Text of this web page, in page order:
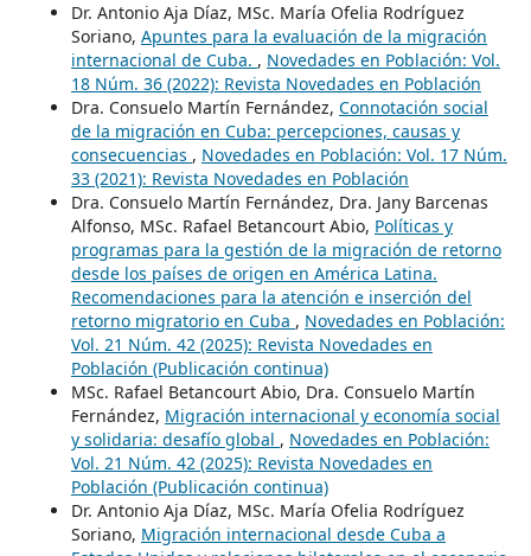
Dr. Antonio Aja Díaz, MSc. María Ofelia Rodríguez
Soriano, Apuntes para la evaluación de la migración
internacional de Cuba. , Novedades en Población: Vol.
18 Núm. 36 (2022): Revista Novedades en Población
Dra. Consuelo Martín Fernández, Connotación social
de la migración en Cuba: percepciones, causas y
consecuencias , Novedades en Población: Vol. 17 Núm.
33 (2021): Revista Novedades en Población
Dra. Consuelo Martín Fernández, Dra. Jany Barcenas
Alfonso, MSc. Rafael Betancourt Abio, Políticas y
programas para la gestión de la migración de retorno
desde los países de origen en América Latina.
Recomendaciones para la atención e inserción del
retorno migratorio en Cuba , Novedades en Población:
Vol. 21 Núm. 42 (2025): Revista Novedades en
Población (Publicación continua)
MSc. Rafael Betancourt Abio, Dra. Consuelo Martín
Fernández, Migración internacional y economía social
y solidaria: desafío global , Novedades en Población:
Vol. 21 Núm. 42 (2025): Revista Novedades en
Población (Publicación continua)
Dr. Antonio Aja Díaz, MSc. María Ofelia Rodríguez
Soriano, Migración internacional desde Cuba a